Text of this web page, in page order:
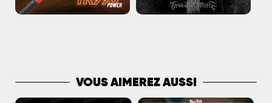
VOUS AIMEREZ AUSSI